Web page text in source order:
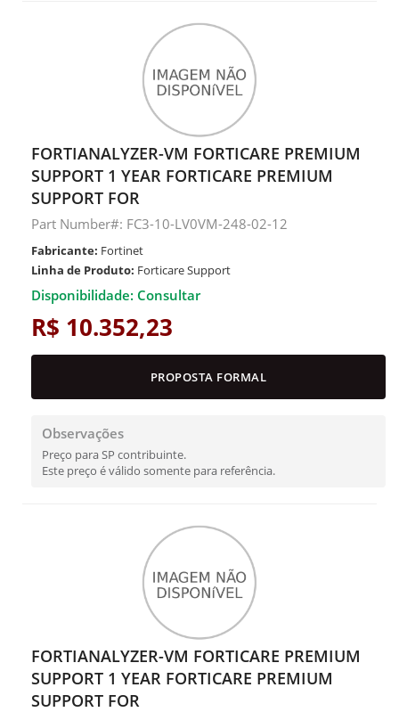
FORTIANALYZER-VM FORTICARE PREMIUM
SUPPORT 1 YEAR FORTICARE PREMIUM
SUPPORT FOR
Part Number#: FC3-10-LV0VM-248-02-12
Fabricante: Fortinet
Linha de Produto: Forticare Support
Disponibilidade: Consultar
R$ 10.352,23
PROPOSTA FORMAL
Observações
Preço para SP contribuinte.
Este preço é válido somente para referência.
FORTIANALYZER-VM FORTICARE PREMIUM
SUPPORT 1 YEAR FORTICARE PREMIUM
SUPPORT FOR